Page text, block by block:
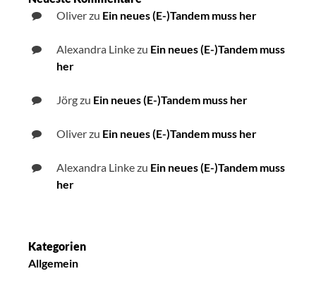
Oliverzu Ein neues (E-)Tandem muss her
Alexandra Linkezu Ein neues (E-)Tandem muss
her
Jörgzu Ein neues (E-)Tandem muss her
Oliverzu Ein neues (E-)Tandem muss her
Alexandra Linkezu Ein neues (E-)Tandem muss
her
Kategorien
Allgemein